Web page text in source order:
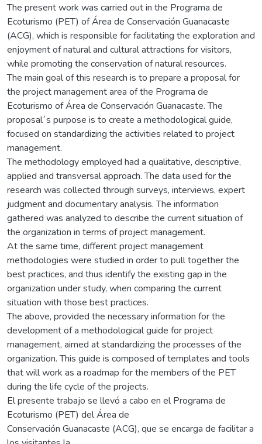
The present work was carried out in the Programa de
Ecoturismo (PET) of Área de Conservación Guanacaste
(ACG), which is responsible for facilitating the exploration and
enjoyment of natural and cultural attractions for visitors,
while promoting the conservation of natural resources.
The main goal of this research is to prepare a proposal for
the project management area of the Programa de
Ecoturismo of Área de Conservación Guanacaste. The
proposal´s purpose is to create a methodological guide,
focused on standardizing the activities related to project
management.
The methodology employed had a qualitative, descriptive,
applied and transversal approach. The data used for the
research was collected through surveys, interviews, expert
judgment and documentary analysis. The information
gathered was analyzed to describe the current situation of
the organization in terms of project management.
At the same time, different project management
methodologies were studied in order to pull together the
best practices, and thus identify the existing gap in the
organization under study, when comparing the current
situation with those best practices.
The above, provided the necessary information for the
development of a methodological guide for project
management, aimed at standardizing the processes of the
organization. This guide is composed of templates and tools
that will work as a roadmap for the members of the PET
during the life cycle of the projects.
El presente trabajo se llevó a cabo en el Programa de
Ecoturismo (PET) del Área de
Conservación Guanacaste (ACG), que se encarga de facilitar a